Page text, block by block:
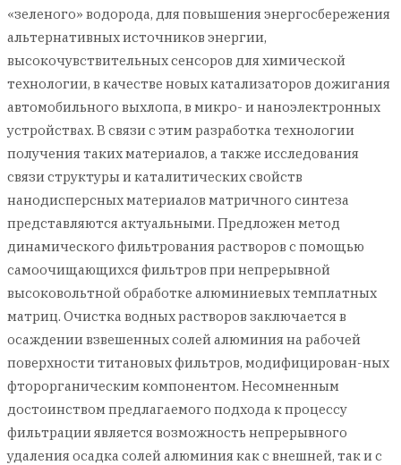
«зеленого» водорода, для повышения энергосбережения
альтернативных источников энергии,
высокочувствительных сенсоров для химической
технологии, в качестве новых катализаторов дожигания
автомобильного выхлопа, в микро- и наноэлектронных
устройствах. В связи с этим разработка технологии
получения таких материалов, а также исследования
связи структуры и каталитических свойств
нанодисперсных материалов матричного синтеза
представляются актуальными. Предложен метод
динамического фильтрования растворов с помощью
самоочищающихся фильтров при непрерывной
высоковольтной обработке алюминиевых темплатных
матриц. Очистка водных растворов заключается в
осаждении взвешенных солей алюминия на рабочей
поверхности титановых фильтров, модифицирован-ных
фторорганическим компонентом. Несомненным
достоинством предлагаемого подхода к процессу
фильтрации является возможность непрерывного
удаления осадка солей алюминия как с внешней, так и с